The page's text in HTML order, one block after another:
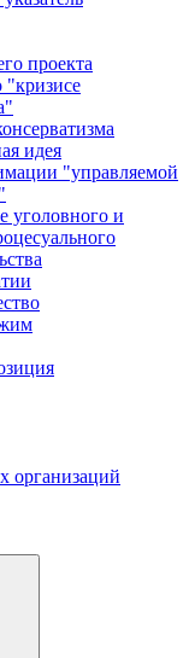
проекта
"кризисе
идея
"управляемой
уголовного и
организаций